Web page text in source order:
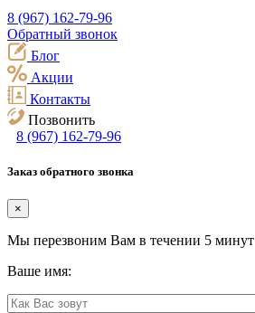
8 (967) 162-79-96
Обратный звонок
Блог
Акции
Контакты
Позвонить
8 (967) 162-79-96
Заказ обратного звонка
×
Мы перезвоним Вам в течении 5 минут
Ваше имя: